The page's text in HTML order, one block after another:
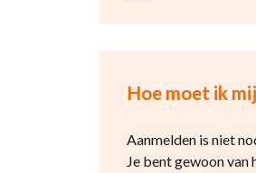
Hoe moet ik
Aanmelden is niet
Je bent gewoon van